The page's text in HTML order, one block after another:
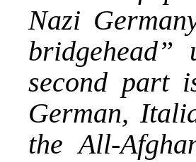
Nazi
second part
German,
the All-